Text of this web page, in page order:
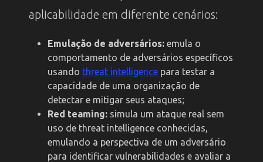
aplicabilidade em diferente cenários:
Emulação de adversários:emula o
comportamento de adversários específicos
usando threat intelligence para testar a
capacidade de uma organização de
detectar e mitigar seus ataques;
Red teaming: simula um ataque real sem
uso de threat intelligence conhecidas,
emulando a perspectiva de um adversário
para identificar vulnerabilidades e avaliar a